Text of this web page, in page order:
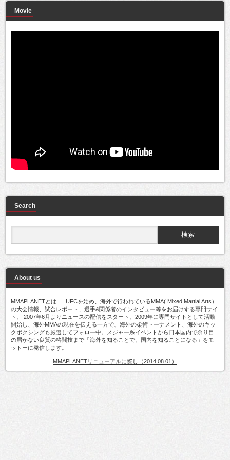
Movie
Search
About us
MMAPLANETとは..... UFCを始め、海外で行われているMMA( Mixed Martial Arts）
の大会情報、試合レポート、選手&関係者のインタビュー等をお届けする専門サイ
ト。 2007年6月よりニュースの配信をスタート。2009年に専門サイトとして活動
開始し、海外MMAの現在を伝える一方で、海外の柔術トーナメント、海外のキッ
クボクシングも厳選してフォロー中。メジャー系イベントから日本国内で余り目
の届かない良質の格闘技まで「海外を知ることで、国内を知ることになる」をモ
ットーに発信します。
MMAPLANETリニューアルに際し（2014.08.01）